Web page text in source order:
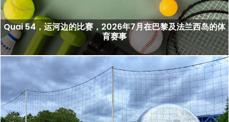
Quai 54，运河边的比赛，2026年7月在巴黎及法兰西岛的体
育赛事